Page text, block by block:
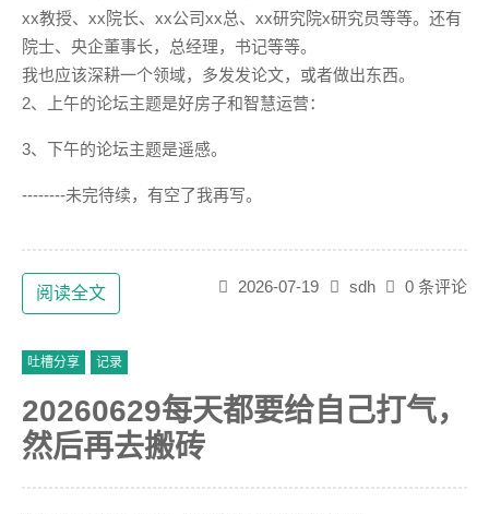
xx教授、xx院长、xx公司xx总、xx研究院x研究员等等。还有
院士、央企董事长，总经理，书记等等。
我也应该深耕一个领域，多发发论文，或者做出东西。
2、上午的论坛主题是好房子和智慧运营：
3、下午的论坛主题是遥感。
--------未完待续，有空了我再写。
阅读全文 2026-07-19 sdh 0 条评论
吐槽分享 记录
20260629每天都要给自己打气，
然后再去搬砖